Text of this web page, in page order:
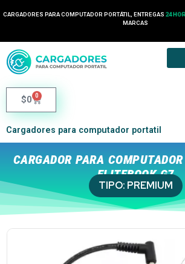
CARGADORES PARA COMPUTADOR PORTÁTIL, ENTREGAS 2
24
MARCAS
$0 0
Cargadores para computador portatil
CARGADOR PARA
ELITEBOOK G7
TIPO: PREMIUM